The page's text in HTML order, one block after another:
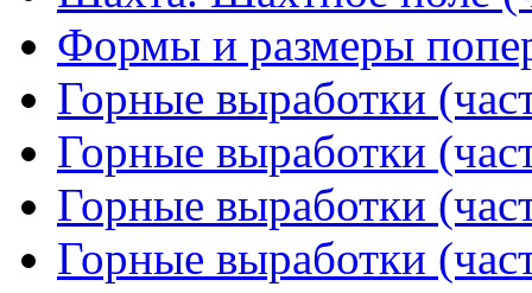
Формы и размеры
Горные выработки
Горные выработки
Горные выработки
Горные выработки